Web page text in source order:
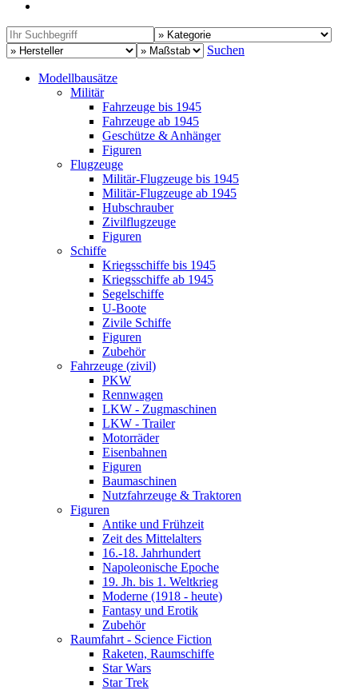
Suchen
Modellbausätze
Militär
Fahrzeuge bis 1945
Fahrzeuge ab 1945
Geschütze & Anhänger
Figuren
Flugzeuge
Militär-Flugzeuge bis 1945
Militär-Flugzeuge ab 1945
Hubschrauber
Zivilflugzeuge
Figuren
Schiffe
Kriegsschiffe bis 1945
Kriegsschiffe ab 1945
Segelschiffe
U-Boote
Zivile Schiffe
Figuren
Zubehör
Fahrzeuge (zivil)
PKW
Rennwagen
LKW - Zugmaschinen
LKW - Trailer
Motorräder
Eisenbahnen
Figuren
Baumaschinen
Nutzfahrzeuge & Traktoren
Figuren
Antike und Frühzeit
Zeit des Mittelalters
16.-18. Jahrhundert
Napoleonische Epoche
19. Jh. bis 1. Weltkrieg
Moderne (1918 - heute)
Fantasy und Erotik
Zubehör
Raumfahrt - Science Fiction
Raketen, Raumschiffe
Star Wars
Star Trek